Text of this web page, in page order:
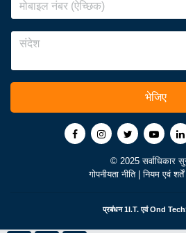
भेजिए
© 2025 सर्वाधिकार
गोपनीयता नीति |नियम एवं शर्तें
प्रबंधन1I.T.एवंOnd